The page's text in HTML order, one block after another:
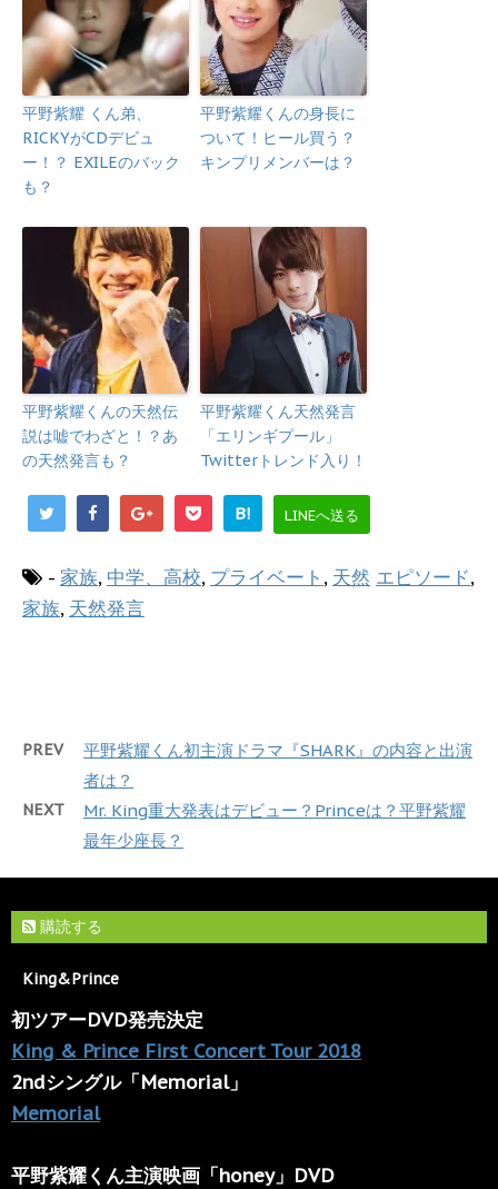
平野紫耀 くん弟、
RICKYがCDデビュ
ー！？ EXILEのバック
も？
平野紫耀くんの身長に
ついて！ヒール買う？
キンプリメンバーは？
平野紫耀くんの天然伝
説は嘘でわざと！？あ
の天然発言も？
平野紫耀くん天然発言
「エリンギプール」
Twitterトレンド入り！
B! LINEへ送る
- 家族, 中学、高校, プライベート , 天然 エピソード,
家族, 天然発言
PREV
平野紫耀くん初主演ドラマ『SHARK』の内容と出演
者は？
NEXT
Mr. King重大発表はデビュー？Princeは？平野紫耀
最年少座長？
購読する
King&Prince
初ツアーDVD発売決定
King & Prince First Concert Tour 2018
2ndシングル「Memorial」
Memorial
平野紫耀くん主演映画「honey」DVD